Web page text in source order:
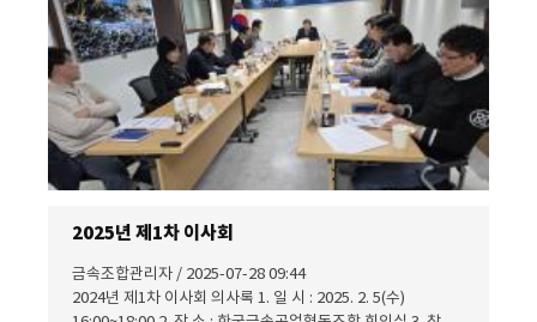
2025년 제1차 이사회
금속조합관리자 / 2025-07-28 09:44
2024년 제1차 이사회 의사록 1. 일 시 : 2025. 2. 5(수)